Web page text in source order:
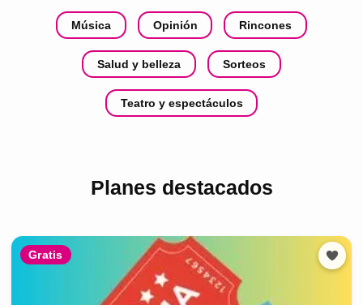
Música Opinión Rincones
Salud y belleza Sorteos
Teatro y espectáculos
Planes destacados
Gratis